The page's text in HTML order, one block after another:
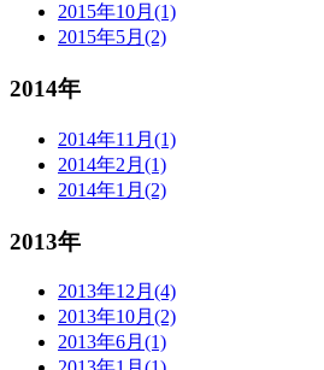
2015年10月(1)
2015年5月(2)
2014年
2014年11月(1)
2014年2月(1)
2014年1月(2)
2013年
2013年12月(4)
2013年10月(2)
2013年6月(1)